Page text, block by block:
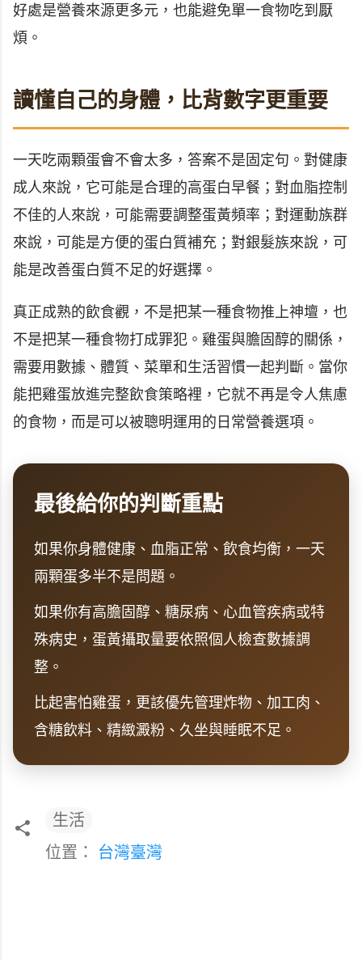
好處是營養來源更多元，也能避免單一食物吃到厭
煩。
讀懂自己的身體，比背數字更重要
一天吃兩顆蛋會不會太多，答案不是固定句。對健康
成人來說，它可能是合理的高蛋白早餐；對血脂控制
不佳的人來說，可能需要調整蛋黃頻率；對運動族群
來說，可能是方便的蛋白質補充；對銀髮族來說，可
能是改善蛋白質不足的好選擇。
真正成熟的飲食觀，不是把某一種食物推上神壇，也
不是把某一種食物打成罪犯。雞蛋與膽固醇的關係，
需要用數據、體質、菜單和生活習慣一起判斷。當你
能把雞蛋放進完整飲食策略裡，它就不再是令人焦慮
的食物，而是可以被聰明運用的日常營養選項。
最後給你的判斷重點
如果你身體健康、血脂正常、飲食均衡，一天
兩顆蛋多半不是問題。
如果你有高膽固醇、糖尿病、心血管疾病或特
殊病史，蛋黃攝取量要依照個人檢查數據調
整。
比起害怕雞蛋，更該優先管理炸物、加工肉、
含糖飲料、精緻澱粉、久坐與睡眠不足。
生活
位置： 台灣臺灣